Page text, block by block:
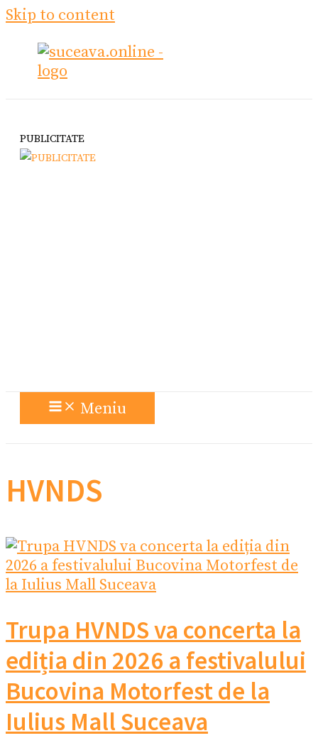
Skip to content
PUBLICITATE
Meniu
HVNDS
Trupa HVNDS va concerta la
ediția din 2026 a festivalului
Bucovina Motorfest de la
Iulius Mall Suceava